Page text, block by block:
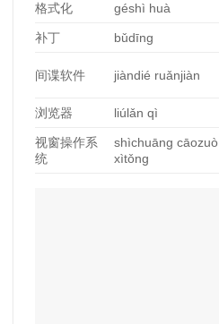
格式化 géshì huà
补丁 bǔdīng
间谍软件 jiàndié ruǎnjiàn
浏览器 liúlǎn qì
视窗操作系
统
shìchuāng cāozuò
xìtǒng